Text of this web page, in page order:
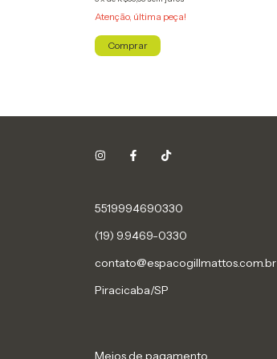
Atenção, última peça!
Comprar
5519994690330
(19) 9.9469-0330
contato@espacogillmattos.com.br
Piracicaba/SP
Meios de pagamento